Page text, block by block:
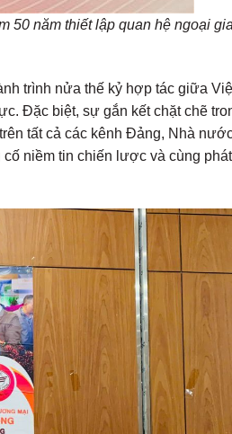
50 năm thiết lập quan hệ ngoại
trình nửa thế kỷ hợp tác giữa
Đặc biệt, sự gắn kết chặt chẽ
tất cả các kênh Đảng, Nhà
niềm tin chiến lược và cùng